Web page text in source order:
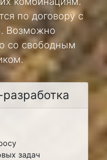
по договору с
Возможно
со свободным
задач